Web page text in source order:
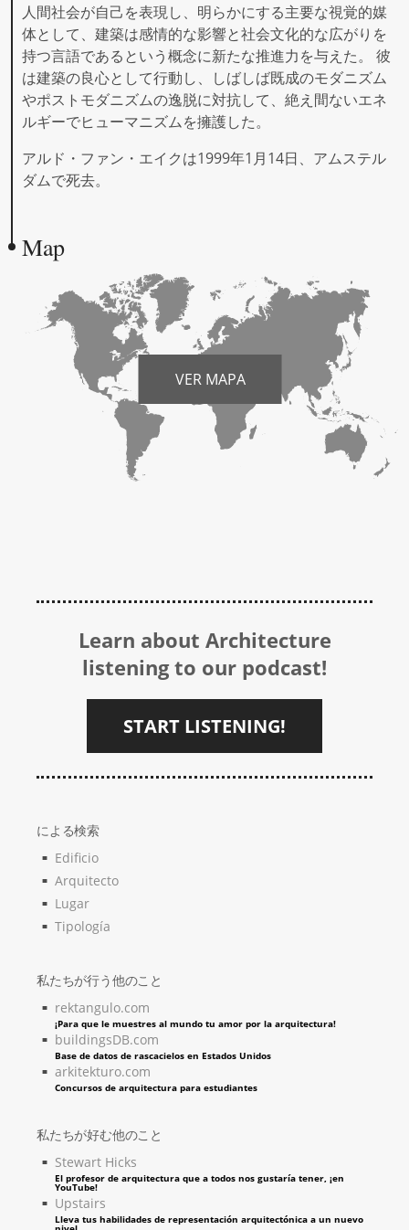
人間社会が自己を表現し、明らかにする主要な視覚的媒
体として、建築は感情的な影響と社会文化的な広がりを
持つ言語であるという概念に新たな推進力を与えた。 彼
は建築の良心として行動し、しばしば既成のモダニズム
やポストモダニズムの逸脱に対抗して、絶え間ないエネ
ルギーでヒューマニズムを擁護した。
アルド・ファン・エイクは1999年1月14日、アムステル
ダムで死去。
Map
VER MAPA
Learn about Architecture
listening to our podcast!
START LISTENING!
による検索
Edificio
Arquitecto
Lugar
Tipología
私たちが行う他のこと
rektangulo.com
¡Para que le muestres al mundo tu amor por la arquitectura!
buildingsDB.com
Base de datos de rascacielos en Estados Unidos
arkitekturo.com
Concursos de arquitectura para estudiantes
私たちが好む他のこと
Stewart Hicks
El profesor de arquitectura que a todos nos gustaría tener, ¡en
YouTube!
Upstairs
Lleva tus habilidades de representación arquitectónica a un nuevo